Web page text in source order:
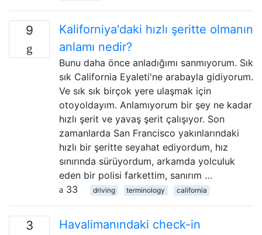
9
Kaliforniya'daki hızlı şeritte olmanın
anlamı nedir?
Bunu daha önce anladığımı sanmıyorum. Sık
sık California Eyaleti'ne arabayla gidiyorum.
Ve sık sık birçok yere ulaşmak için
otoyoldayım. Anlamıyorum bir şey ne kadar
hızlı şerit ve yavaş şerit çalışıyor. Son
zamanlarda San Francisco yakınlarındaki
hızlı bir şeritte seyahat ediyordum, hız
sınırında sürüyordum, arkamda yolculuk
eden bir polisi farkettim, sanırım …
33
driving terminology california
3
Havalimanındaki check-in